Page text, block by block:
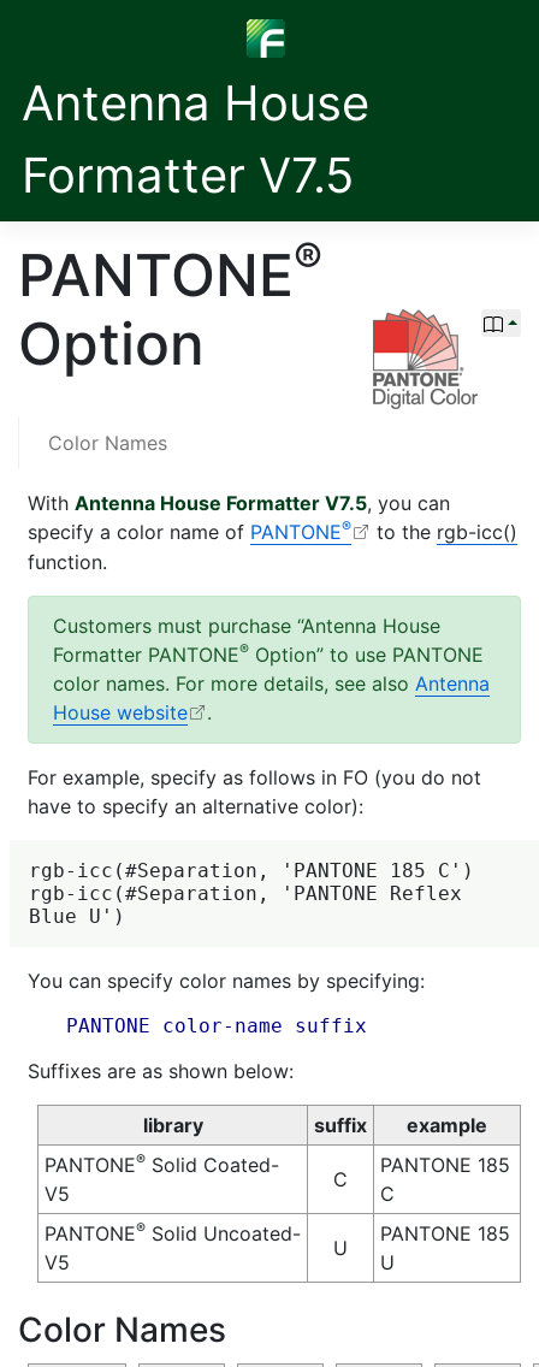
Antenna House
Formatter V7.5
PANTONE®
Option
Color Names
With Antenna House Formatter V7.5, you can
specify a color name of PANTONE® to the rgb-icc()
function.
Customers must purchase “Antenna House
Formatter PANTONE® Option” to use PANTONE
color names. For more details, see also Antenna
House website
.
For example, specify as follows in FO (you do not
have to specify an alternative color):
rgb-icc(#Separation, 'PANTONE 185 C')
rgb-icc(#Separation, 'PANTONE Reflex
You can specify color names by specifying:
PANTONE color-name suffix
Suffixes are as shown below:
library suffix
example
PANTONE®Solid Coated-
V5
C
PANTONE 185
C
PANTONE®Solid Uncoated-
V5
U
PANTONE 185
U
Color Names